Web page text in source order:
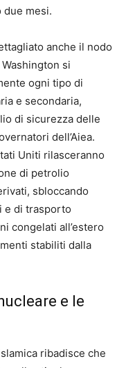
mesi.
anche il nodo
si
ogni tipo di
e secondaria,
di sicurezza delle
dell’Aiea.
Uniti rilasceranno
di petrolio
sbloccando
e di trasporto
congelati all’estero
stabiliti dalla
e le
ribadisce che